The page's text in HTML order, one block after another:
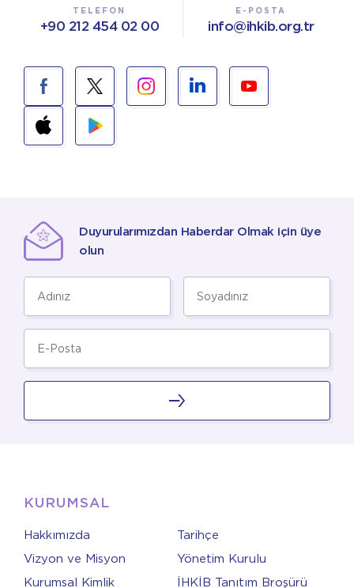
TELEFON
+90 212 454 02 00
E-POSTA
info@ihkib.org.tr
Duyurularımızdan Haberdar Olmak için üye
olun
KURUMSAL
Hakkımızda
Tarihçe
Vizyon ve Misyon
Yönetim Kurulu
Kurumsal Kimlik
İHKİB Tanıtım Broşürü